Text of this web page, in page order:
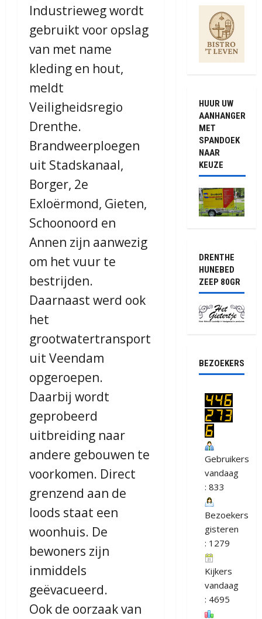
Industrieweg wordt
gebruikt voor opslag
van met name
kleding en hout,
meldt
Veiligheidsregio
Drenthe.
Brandweerploegen
uit Stadskanaal,
Borger, 2e
Exloërmond, Gieten,
Schoonoord en
Annen zijn aanwezig
om het vuur te
bestrijden.
Daarnaast werd ook
het
grootwatertransport
uit Veendam
opgeroepen.
Daarbij wordt
geprobeerd
uitbreiding naar
andere gebouwen te
voorkomen. Direct
grenzend aan de
loods staat een
woonhuis. De
bewoners zijn
inmiddels
geëvacueerd.
Ook de oorzaak van
HUUR UW
AANHANGER
MET
SPANDOEK
NAAR
KEUZE
DRENTHE
HUNEBED
ZEEP 80GR
BEZOEKERS
Gebruikers
vandaag
: 833
Bezoekers
gisteren
: 1279
Kijkers
vandaag
: 4695